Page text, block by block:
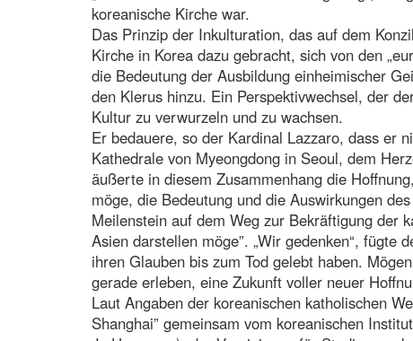
koreanische Kirche war.
Das Prinzip der Inkulturation, das auf dem
Kirche in Korea dazu gebracht, sich von den
die Bedeutung der Ausbildung einheimischer
den Klerus hinzu. Ein Perspektivwechsel, der
Kultur zu verwurzeln und zu wachsen.
Er bedauere, so der Kardinal Lazzaro, dass er
Kathedrale von Myeongdong in Seoul, dem
äußerte in diesem Zusammenhang die
möge, die Bedeutung und die Auswirkungen
Meilenstein auf dem Weg zur Bekräftigung der
Asien darstellen möge”. „Wir gedenken“, fügte
ihren Glauben bis zum Tod gelebt haben.
gerade erleben, eine Zukunft voller neuer
Laut Angaben der koreanischen katholischen
Shanghai” gemeinsam vom koreanischen